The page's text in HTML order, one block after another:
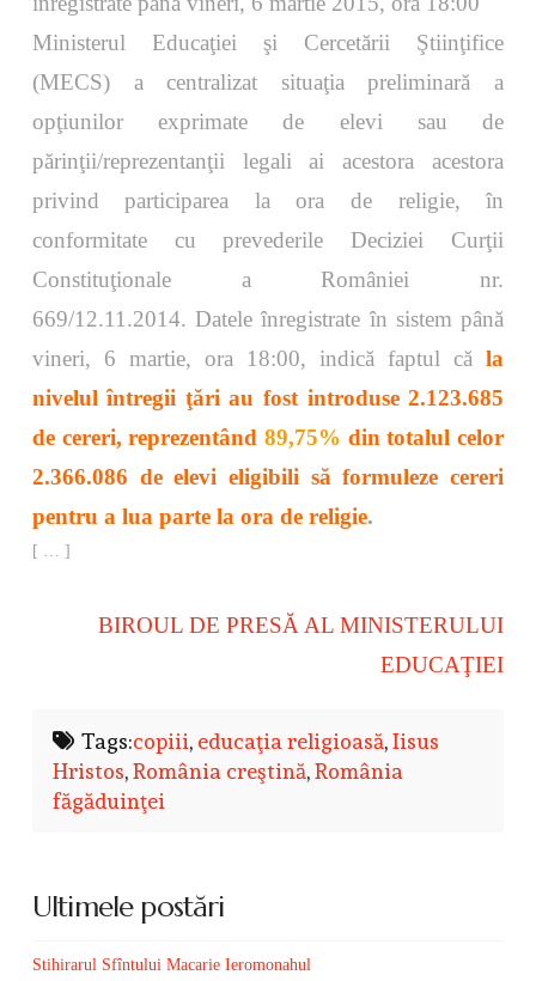
Ministerul Educaţiei şi Cercetării Ştiinţifice
(MECS) a centralizat situaţia preliminară a
opţiunilor exprimate de elevi sau de
părinţii/reprezentanţii legali ai acestora acestora
privind participarea la ora de religie, în
conformitate cu prevederile Deciziei Curţii
Constituţionale a României nr.
669/12.11.2014. Datele înregistrate în sistem până
vineri, 6 martie, ora 18:00, indică faptul că la
nivelul întregii ţări au fost introduse 2.123.685
de cereri, reprezentând 89,75% din totalul celor
2.366.086 de elevi eligibili să formuleze cereri
pentru a lua parte la ora de religie.
[ … ]
BIROUL DE PRESĂ AL MINISTERULUI
EDUCAŢIEI
Tags:copiii, educaţia religioasă,Iisus
Hristos,România creştină,România
făgăduinţei
Ultimele postări
Stihirarul Sfîntului Macarie Ieromonahul